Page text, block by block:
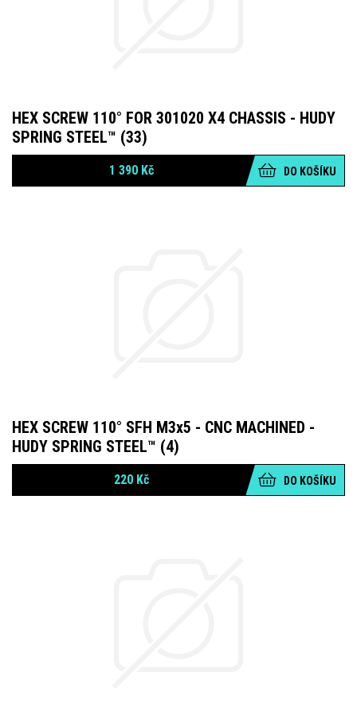
HEX SCREW 110° FOR 301020 X4 CHASSIS - HUDY
SPRING STEEL™ (33)
1 390 Kč DO KOŠÍKU
HEX SCREW 110° SFH M3x5 - CNC MACHINED -
HUDY SPRING STEEL™ (4)
220 Kč DO KOŠÍKU